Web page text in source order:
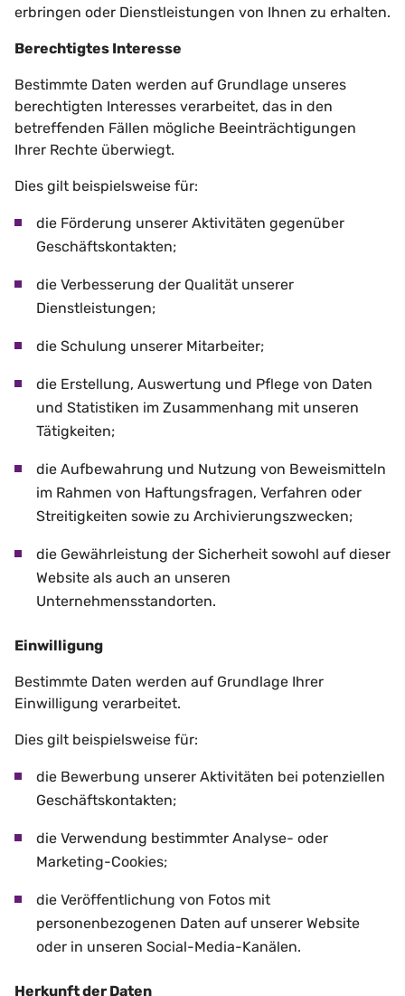
erbringen oder Dienstleistungen von Ihnen zu erhalten.
Berechtigtes Interesse
Bestimmte Daten werden auf Grundlage unseres
berechtigten Interesses verarbeitet, das in den
betreffenden Fällen mögliche Beeinträchtigungen
Ihrer Rechte überwiegt.
Dies gilt beispielsweise für:
die Förderung unserer Aktivitäten gegenüber
Geschäftskontakten;
die Verbesserung der Qualität unserer
Dienstleistungen;
die Schulung unserer Mitarbeiter;
die Erstellung, Auswertung und Pflege von Daten
und Statistiken im Zusammenhang mit unseren
Tätigkeiten;
die Aufbewahrung und Nutzung von Beweismitteln
im Rahmen von Haftungsfragen, Verfahren oder
Streitigkeiten sowie zu Archivierungszwecken;
die Gewährleistung der Sicherheit sowohl auf dieser
Website als auch an unseren
Unternehmensstandorten.
Einwilligung
Bestimmte Daten werden auf Grundlage Ihrer
Einwilligung verarbeitet.
Dies gilt beispielsweise für:
die Bewerbung unserer Aktivitäten bei potenziellen
Geschäftskontakten;
die Verwendung bestimmter Analyse- oder
Marketing-Cookies;
die Veröffentlichung von Fotos mit
personenbezogenen Daten auf unserer Website
oder in unseren Social-Media-Kanälen.
Herkunft der Daten